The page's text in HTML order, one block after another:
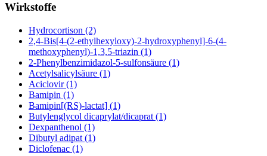
Wirkstoffe
Hydrocortison (2)
2,4-Bis[4-(2-ethylhexyloxy)-2-hydroxyphenyl]-6-(4-
methoxyphenyl)-1,3,5-triazin (1)
2-Phenylbenzimidazol-5-sulfonsäure (1)
Acetylsalicylsäure (1)
Aciclovir (1)
Bamipin (1)
Bamipin[(RS)-lactat] (1)
Butylenglycol dicaprylat/dicaprat (1)
Dexpanthenol (1)
Dibutyl adipat (1)
Diclofenac (1)